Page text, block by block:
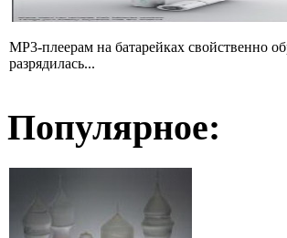
MP3-плеерам на батарейках свойственно
разрядилась...
Популярное: